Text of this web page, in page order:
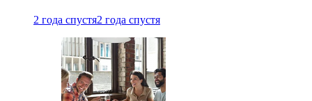
2 года спустя2 года спустя